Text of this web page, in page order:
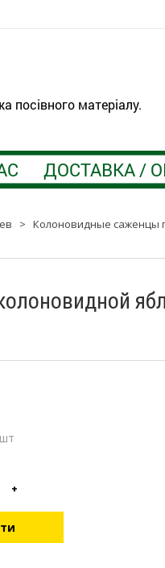
посівного матеріалу.
ДОСТАВКА /
> Колоновидные саженцы
+